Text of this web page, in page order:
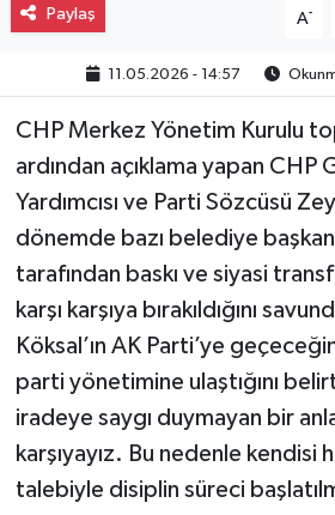
Paylaş A-
11.05.2026 - 14:57
CHP Merkez Yönetim Kurulu
ardından açıklama yapan CHP
Yardımcısı ve Parti Sözcüsü
dönemde bazı belediye
tarafından baskı ve siyasi
karşı karşıya bırakıldığını
Köksal’ın AK Parti’ye
parti yönetimine ulaştığını
iradeye saygı duymayan bir
karşıyayız. Bu nedenle kendisi
talebiyle disiplin süreci